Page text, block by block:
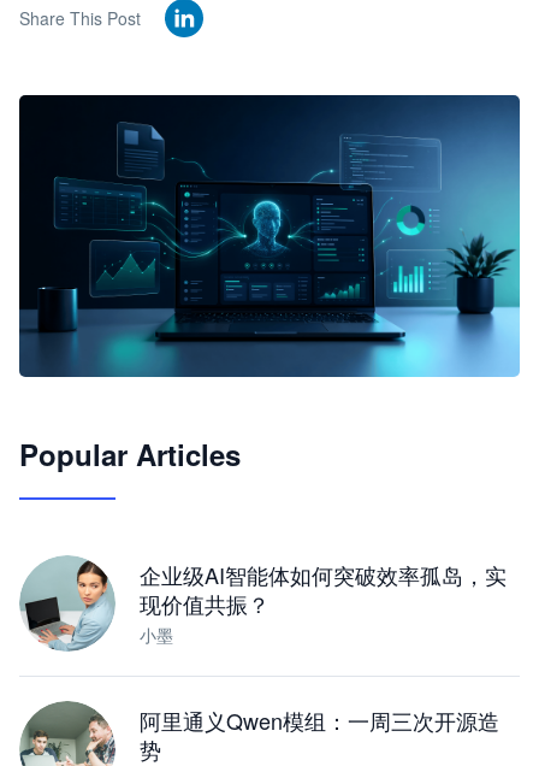
Share This Post
JimoClaw 桌面 AI Agent 工作台
Popular Articles
企业级AI智能体如何突破效率孤岛，实
现价值共振？
小墨
阿里通义Qwen模组：一周三次开源造
势